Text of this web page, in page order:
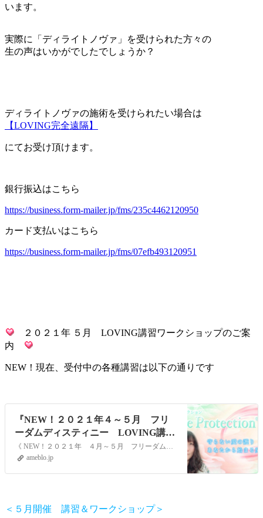
います。
実際に「ディライトノヴァ」を受けられた方々の
生の声はいかがでしたでしょうか？
ディライトノヴァの施術を受けられたい場合は
【LOVING完全遠隔】
にてお受け頂けます。
銀行振込はこちら
https://business.form-mailer.jp/fms/235c4462120950
カード支払いはこちら
https://business.form-mailer.jp/fms/07efb493120951
２０２１年 ５月 LOVING講習ワークショップのご案
内
NEW！現在、受付中の各種講習は以下の通りです
『NEW！２０２１年４～５月 フリ
ーダムディスティニー LOVING講習
ワークショップのご案内』
《 NEW！２０２１年 ４月～５月 フリーダムディスティニー LOVING講習 ワークショップのご案内 》春分を過ぎて一気に春めいてきました。昨年は、魂の覚醒…
ameblo.jp
＜５月開催 講習＆ワークショップ＞